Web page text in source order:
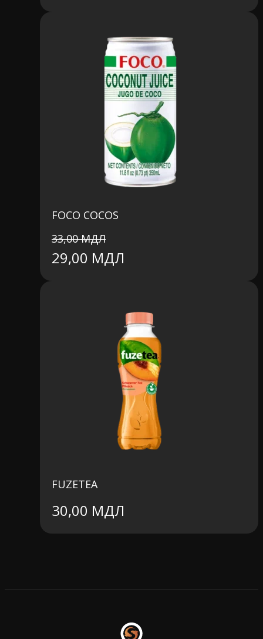
FOCO COCOS
33,00МДЛ
Первоначальная
33,00 MDL.
29,00 МДЛ
FUZETEA
30,00 МДЛ